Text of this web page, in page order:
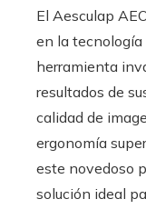
El Aesculap
en la tecnología
herramienta
resultados de
calidad de
ergonomía
este novedoso
solución ideal